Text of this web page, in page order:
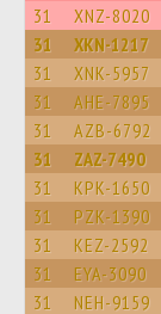
31 XNZ-8020
31 XKN-1217
31 XNK-5957
31 AHE-7895
31 AZB-6792
31 ZAZ-7490
31 KPK-1650
31 PZK-1390
31 KEZ-2592
31 EYA-3090
31 NEH-9159